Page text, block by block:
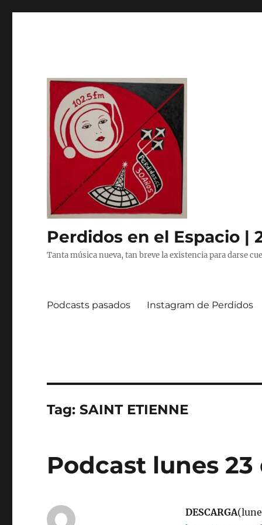
Perdidos en el Espacio |
Tanta música nueva, tan breve la existencia para darse
Podcasts pasados Instagram de Perdidos
Tag:SAINT ETIENNE
Podcast lunes
DESCARGA